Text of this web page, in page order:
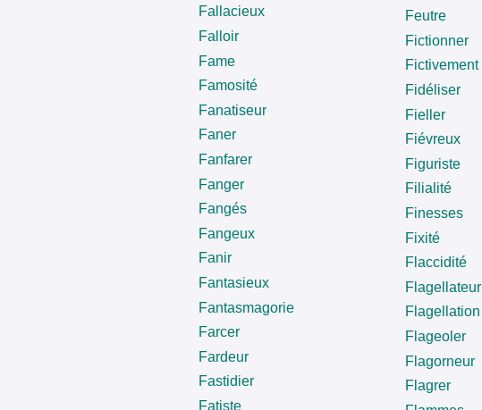
Fallacieux
Falloir
Fame
Famosité
Fanatiseur
Faner
Fanfarer
Fanger
Fangés
Fangeux
Fanir
Fantasieux
Fantasmagorie
Farcer
Fardeur
Fastidier
Fatiste
Feutre
Fictionner
Fictivement
Fidéliser
Fieller
Fiévreux
Figuriste
Filialité
Finesses
Fixité
Flaccidité
Flagellateur
Flagellation
Flageoler
Flagorneur
Flagrer